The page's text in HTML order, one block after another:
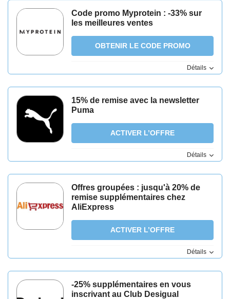
Code promo Myprotein : -33% sur
les meilleures ventes
OBTENIR LE CODE PROMO
Détails
15% de remise avec la newsletter
Puma
ACTIVER L’OFFRE
Détails
Offres groupées : jusqu'à 20% de
remise supplémentaires chez
AliExpress
ACTIVER L’OFFRE
Détails
-25% supplémentaires en vous
inscrivant au Club Desigual